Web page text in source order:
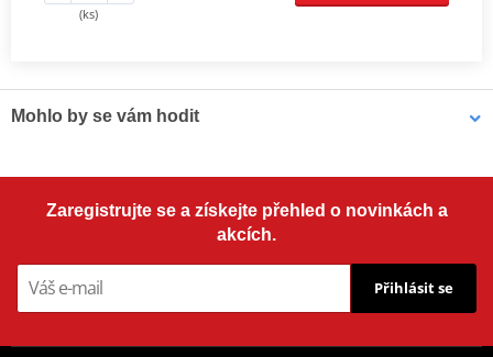
(ks)
Mohlo by se vám hodit
Zaregistrujte se a získejte přehled o novinkách a
akcích.
Přihlásit se